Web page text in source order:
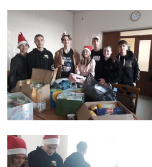
primăriei
Instituții
subordonate
IET
Lăstărel
Guguță